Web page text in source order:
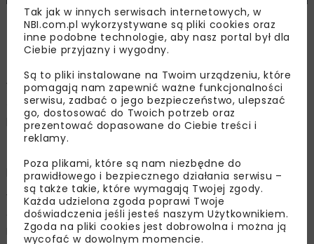
https://www.gov.pl/web/gddkia-poznan/remont-
nawierzchni-na-wezle-poznan-wschod
Wykonawcą remontu jest koncesjonariusz A2 –
spółka Autostrada Wielkopolska.Na tym etapie
prac, zamknięty dla ruchu zostanie wjazd na autostradę
zarówno w kierunku Świecka, jak i Warszawy. Kierowcom
projektem czasowej organizacji ruchu.
W ramach realizacji rozbudowy koncesyjnego odcinka
autostrady A2 o trzeci pas ruchu między węzłami
Poznań Krzesiny i Poznań Wschód, Autostrada
Tak jak w innych serwisach internetowych, w
NBI.com.pl wykorzystywane są pliki cookies oraz
inne podobne technologie, aby nasz portal był dla
Ciebie przyjazny i wygodny.
Są to pliki instalowane na Twoim urządzeniu, które
pomagają nam zapewnić ważne funkcjonalności
serwisu, zadbać o jego bezpieczeństwo, ulepszać
go, dostosować do Twoich potrzeb oraz
prezentować dopasowane do Ciebie treści i
reklamy.
Poza plikami, które są nam niezbędne do
prawidłowego i bezpiecznego działania serwisu –
są także takie, które wymagają Twojej zgody.
Każda udzielona zgoda poprawi Twoje
doświadczenia jeśli jesteś naszym Użytkownikiem.
Zgoda na pliki cookies jest dobrowolna i można ją
wycofać w dowolnym momencie.